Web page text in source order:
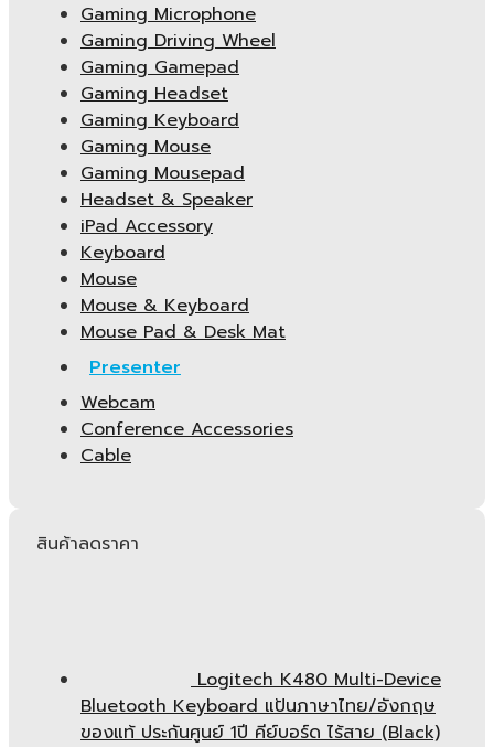
Gaming Microphone
Gaming Driving Wheel
Gaming Gamepad
Gaming Headset
Gaming Keyboard
Gaming Mouse
Gaming Mousepad
Headset & Speaker
iPad Accessory
Keyboard
Mouse
Mouse & Keyboard
Mouse Pad & Desk Mat
Presenter
Webcam
Conference Accessories
Cable
สินค้าลดราคา
Logitech K480 Multi-Device
Bluetooth Keyboard แป้นภาษาไทย/อังกฤษ
ของแท้ ประกันศูนย์ 1ปี คีย์บอร์ด ไร้สาย (Black)